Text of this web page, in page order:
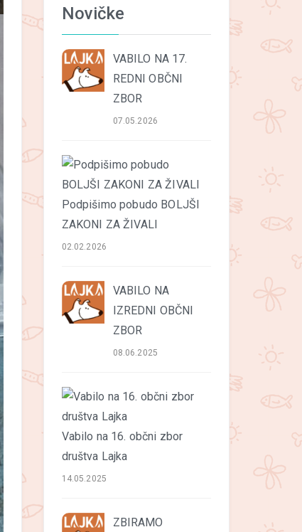
Novičke
VABILO NA 17.
REDNI OBČNI
ZBOR
07.05.2026
Podpišimo pobudo BOLJŠI
ZAKONI ZA ŽIVALI
02.02.2026
VABILO NA
IZREDNI OBČNI
ZBOR
08.06.2025
Vabilo na 16. občni zbor
društva Lajka
14.05.2025
ZBIRAMO